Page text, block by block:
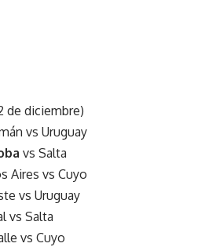
de diciembre)
vs Uruguay
vs Salta
Aires vs Cuyo
vs Uruguay
vs Salta
vs Cuyo